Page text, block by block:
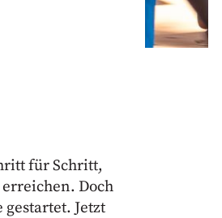
für Schritt,
Doch
Jetzt